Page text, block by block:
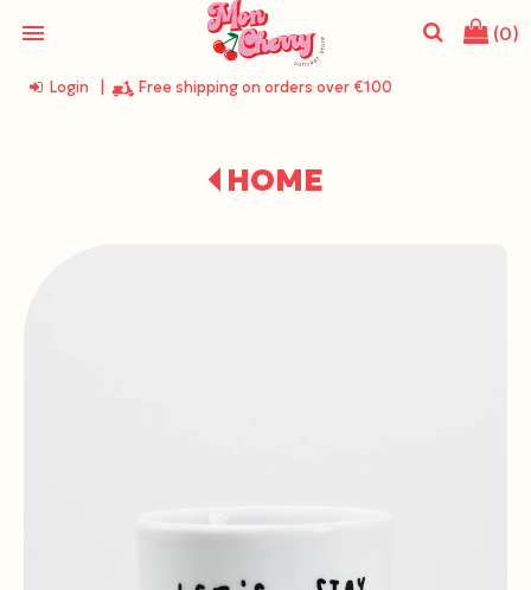
menu (0)
Login Free shipping on orders over €100
HOME